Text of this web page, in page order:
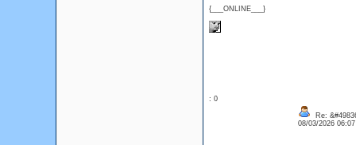
{___ONLINE___}
: 0
Re:
08/03/2026